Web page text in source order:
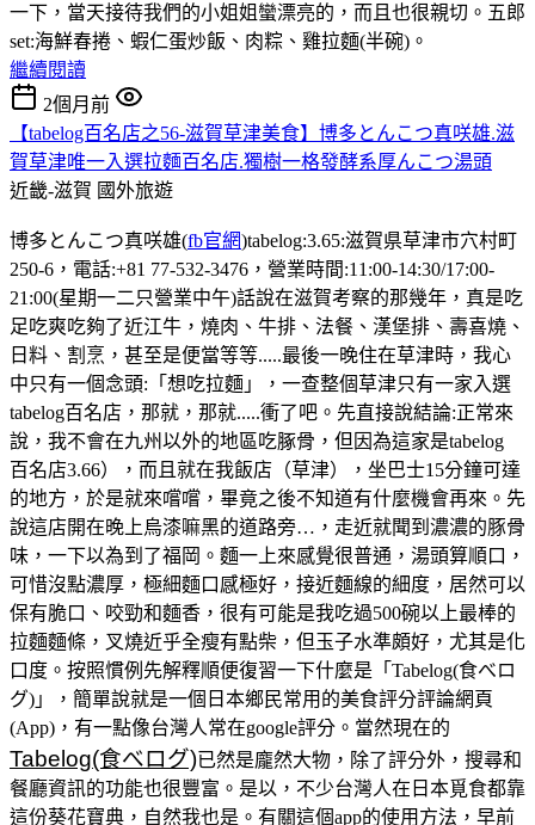
一下，當天接待我們的小姐姐蠻漂亮的，而且也很親切。五郎
set:海鮮春捲、蝦仁蛋炒飯、肉粽、雞拉麵(半碗)。
繼續閱讀
2個月前
【tabelog百名店之56-滋賀草津美食】博多とんこつ真咲雄.滋
賀草津唯一入選拉麵百名店.獨樹一格發酵系厚んこつ湯頭
近畿-滋賀 國外旅遊
博多とんこつ真咲雄(fb官網)tabelog:3.65:滋賀県草津市穴村町
250-6，電話:+81 77-532-3476，營業時間:11:00-14:30/17:00-
21:00(星期一二只營業中午)話說在滋賀考察的那幾年，真是吃
足吃爽吃夠了近江牛，燒肉、牛排、法餐、漢堡排、壽喜燒、
日料、割烹，甚至是便當等等.....最後一晚住在草津時，我心
中只有一個念頭:「想吃拉麵」，一查整個草津只有一家入選
tabelog百名店，那就，那就.....衝了吧。先直接說結論:正常來
說，我不會在九州以外的地區吃䐁骨，但因為這家是tabelog
百名店3.66），而且就在我飯店（草津），坐巴士15分鐘可達
的地方，於是就來嚐嚐，畢竟之後不知道有什麼機會再來。先
說這店開在晚上烏漆嘛黑的道路旁…，走近就聞到濃濃的豚骨
味，一下以為到了福岡。麵一上來感覺很普通，湯頭算順口，
可惜沒點濃厚，極細麵口感極好，接近麵線的細度，居然可以
保有脆口、咬勁和麵香，很有可能是我吃過500碗以上最棒的
拉麵麵條，叉燒近乎全瘦有點柴，但玉子水準頗好，尤其是化
口度。按照慣例先解釋順便復習一下什麼是「Tabelog(食べロ
グ)」，簡單說就是一個日本鄉民常用的美食評分評論網頁
(App)，有一點像台灣人常在google評分。當然現在的
Tabelog(食べログ)已然是龐然大物，除了評分外，搜尋和
餐廳資訊的功能也很豐富。是以，不少台灣人在日本覓食都靠
這份葵花寶典，自然我也是。有關這個app的使用方法，早前